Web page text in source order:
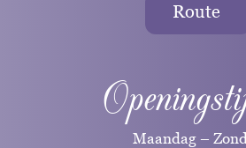
Route
Maandag –